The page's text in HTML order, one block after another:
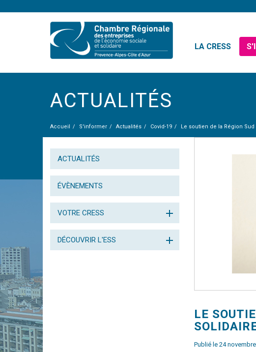
LA CRESS
ACTUALITÉS
Accueil S'informer Actualités Covid-19 ​Le soutien de la Région
ACTUALITÉS
ÉVÈNEMENTS
VOTRE CRESS
DÉCOUVRIR L'ESS
​LE
Publié le 24